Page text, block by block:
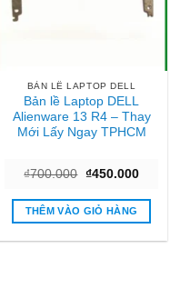
BẢN LỀ LAPTOP DELL
Bản lề Laptop DELL
Alienware 13 R4 – Thay
Mới Lấy Ngay TPHCM
₫700.000 Giá
là:
₫700.000.
₫450.000Giá
tại
THÊM VÀO GIỎ HÀNG